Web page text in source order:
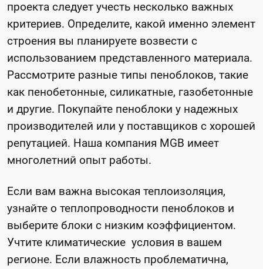
проекта следует учесть несколько важных
критериев. Определите, какой именно элемент
строения вы планируете возвести с
использованием представленного материала.
Рассмотрите разные типы пеноблоков, такие
как пенобетонные, силикатные, газобетонные
и другие. Покупайте пеноблоки у надежных
производителей или у поставщиков с хорошей
репутацией. Наша компания MGB имеет
многолетний опыт работы.
Если вам важна высокая теплоизоляция,
узнайте о теплопроводности пеноблоков и
выберите блоки с низким коэффициентом.
Учтите климатические условия в вашем
регионе. Если влажность проблематична,